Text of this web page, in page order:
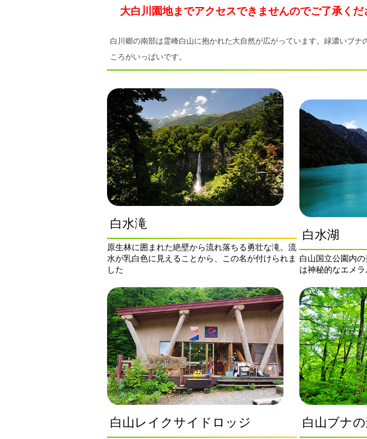
大白川園地までアクセスできませんのでご了承くだ
白川郷の南部は霊峰白山に抱かれた大自然が広がっています。緑濃いブ
ころがいっぱいです。
白水滝
原生林に囲まれた絶壁から流れ落ちる勇壮な滝。流
水が乳白色に見えることから、この名が付けられま
した
白水湖
白山国立公園内
は神秘的なエメ
白山レイクサイドロッジ 白山ブナ